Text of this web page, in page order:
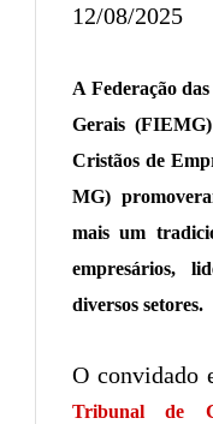
12/08/2025
A Federação
Gerais
Cristãos de
MG)
mais um
empresários,
diversos setores.
O convidado
Tribunal de